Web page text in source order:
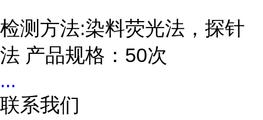
检测方法:染料荧光法，探针
法 产品规格：50次
...
联系我们